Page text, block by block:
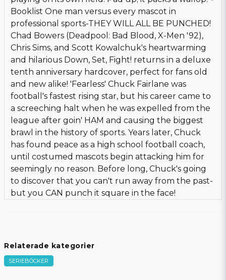
Booklist One man versus every mascot in
professional sports-THEY WILL ALL BE PUNCHED!
Chad Bowers (Deadpool: Bad Blood, X-Men '92),
Chris Sims, and Scott Kowalchuk's heartwarming
and hilarious Down, Set, Fight! returns in a deluxe
tenth anniversary hardcover, perfect for fans old
and new alike! 'Fearless' Chuck Fairlane was
football's fastest rising star, but his career came to
a screeching halt when he was expelled from the
league after goin' HAM and causing the biggest
brawl in the history of sports. Years later, Chuck
has found peace as a high school football coach,
until costumed mascots begin attacking him for
seemingly no reason. Before long, Chuck's going
to discover that you can't run away from the past-
but you CAN punch it square in the face!
Relaterade kategorier
SERIEBÖCKER